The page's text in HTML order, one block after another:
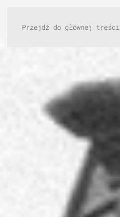
Przejdź do głównej treści